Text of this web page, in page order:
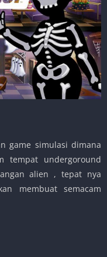
game simulasi dimana
tempat undergoround
alien , tepat nya
membuat semacam